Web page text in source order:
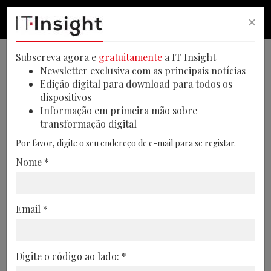
Bancos arriscam-se a perder
até 83 mil milhões de euros
por falta de inovação nas
Accenture, que contou com a participação
numerário continua a ser o método de
×
Subscreva agora e gratuitamente a IT Insight
Newsletter exclusiva com as principais notícias
Edição digital para download para todos os
dispositivos
Informação em primeira mão sobre
transformação digital
Por favor, digite o seu endereço de e-mail para se registar.
Nome *
Email *
Digite o código ao lado: *